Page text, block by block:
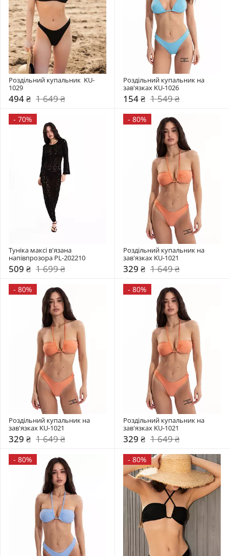
Роздільний купальник  KU-
1029
494 ₴ 1 649 ₴
Роздільний купальник на
зав'язках KU-1026
154 ₴ 1 549 ₴
- 70%
Туніка максі в'язана
напівпрозора PL-202210
509 ₴ 1 699 ₴
- 80%
Роздільний купальник на
зав'язках KU-1021
329 ₴ 1 649 ₴
- 80%
Роздільний купальник на
зав'язках KU-1021
329 ₴ 1 649 ₴
- 80%
Роздільний купальник на
зав'язках KU-1021
329 ₴ 1 649 ₴
- 80% - 80%